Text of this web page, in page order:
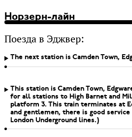
Норзерн-лайн
Поезда в Эджвер:
The next station is Camden Town,
This station is Camden Town,
for all stations to High Barnet and
platform 3. This train terminates at
and gentlemen, there is good
London Underground lines.)